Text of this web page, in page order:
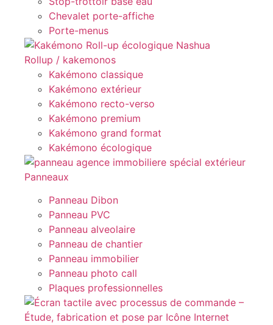
Chevalet porte-affiche
Porte-menus
Rollup / kakemonos
Kakémono classique
Kakémono extérieur
Kakémono recto-verso
Kakémono premium
Kakémono grand format
Kakémono écologique
Panneaux
Panneau Dibon
Panneau PVC
Panneau alveolaire
Panneau de chantier
Panneau immobilier
Panneau photo call
Plaques professionnelles